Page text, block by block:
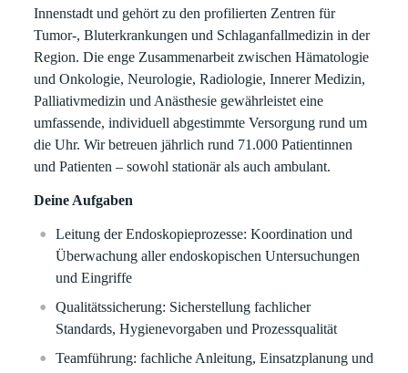
Innenstadt und gehört zu den profilierten Zentren für
Tumor‑, Bluterkrankungen und Schlaganfallmedizin in der
Region. Die enge Zusammenarbeit zwischen Hämatologie
und Onkologie, Neurologie, Radiologie, Innerer Medizin,
Palliativmedizin und Anästhesie gewährleistet eine
umfassende, individuell abgestimmte Versorgung rund um
die Uhr. Wir betreuen jährlich rund 71.000 Patientinnen
und Patienten – sowohl stationär als auch ambulant.
Deine Aufgaben
Leitung der Endoskopieprozesse: Koordination und
Überwachung aller endoskopischen Untersuchungen
und Eingriffe
Qualitätssicherung: Sicherstellung fachlicher
Standards, Hygienevorgaben und Prozessqualität
Teamführung: fachliche Anleitung, Einsatzplanung und